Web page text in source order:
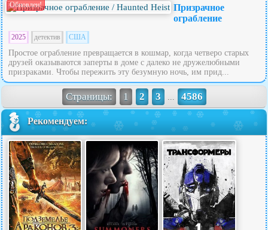
Обновлен!
Призрачное
ограбление
2025 детектив США
Простое ограбление превращается в кошмар, когда четверо старых
друзей оказываются заперты в доме с далеко не дружелюбными
призраками. Чтобы пережить эту безумную ночь, им прид...
Страницы: 1 2 3 ... 4586
Рекомендуем: